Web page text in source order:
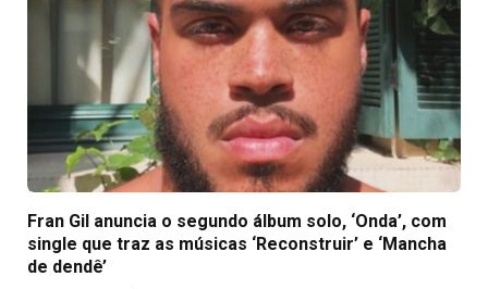
Fran Gil anuncia o segundo álbum solo, ‘Onda’, com
single que traz as músicas ‘Reconstruir’ e ‘Mancha
de dendê’